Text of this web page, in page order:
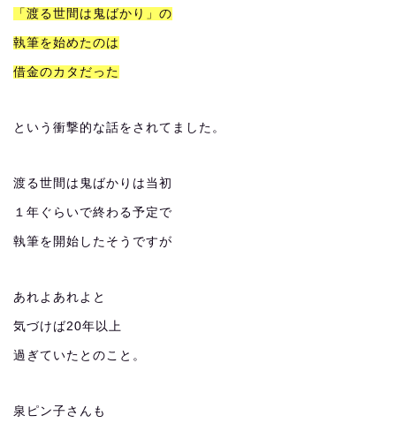
「渡る世間は鬼ばかり」の
執筆を始めたのは
借金のカタだった
という衝撃的な話をされてました。
渡る世間は鬼ばかりは当初
１年ぐらいで終わる予定で
執筆を開始したそうですが
あれよあれよと
気づけば20年以上
過ぎていたとのこと。
泉ピン子さんも